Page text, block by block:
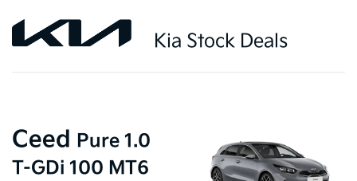
Kia Stock Deals
Ceed Pure 1.0
T-GDi 100 MT6